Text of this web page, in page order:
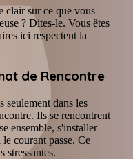
clair sur ce que vous
? Dites-le. Vous êtes
ici respectent la
de Rencontre
seulement dans les
Ils se rencontrent
ensemble, s'installer
courant passe. Ce
stressantes.